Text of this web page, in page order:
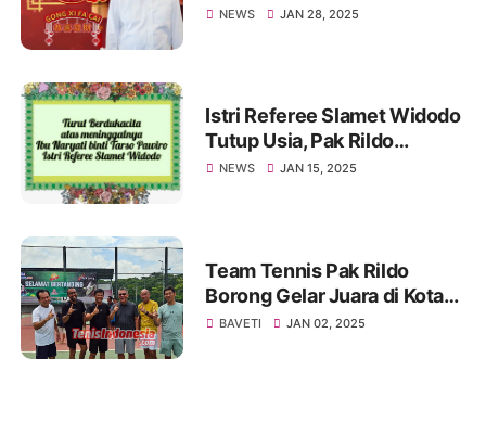
NEWS JAN 28, 2025
Istri Referee Slamet Widodo
Tutup Usia, Pak Rildo
Sampaikan Ucapan
NEWS JAN 15, 2025
Team Tennis Pak Rildo
Borong Gelar Juara di Kota
Atlas
BAVETI JAN 02, 2025